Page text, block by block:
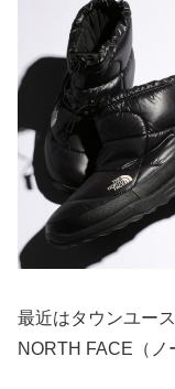
最近はタウンユー
NORTH FACE（ノ